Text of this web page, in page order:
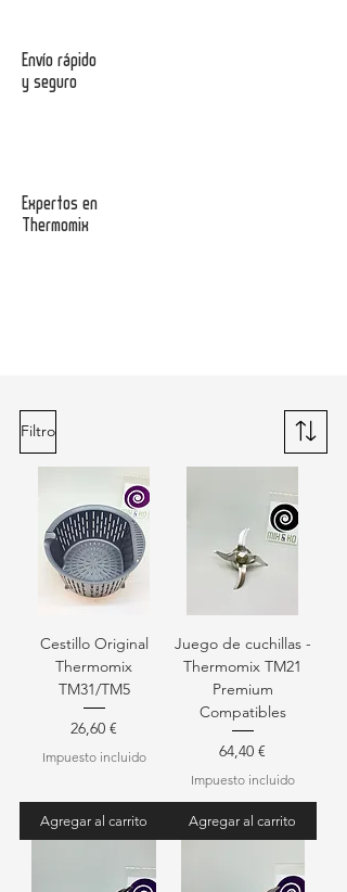
Envío rápido
y seguro
Expertos en
Thermomix
Filtro
Cestillo Original
Thermomix
TM31/TM5
Precio
26,60 €
Impuesto incluido
Agregar al carrito
Juego de cuchillas -
Thermomix TM21
Premium
Compatibles
Precio
64,40 €
Impuesto incluido
Agregar al carrito